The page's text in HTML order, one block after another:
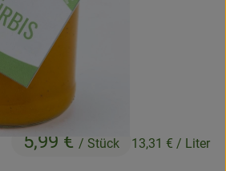
5,99 € / Stück 13,31 € / Liter